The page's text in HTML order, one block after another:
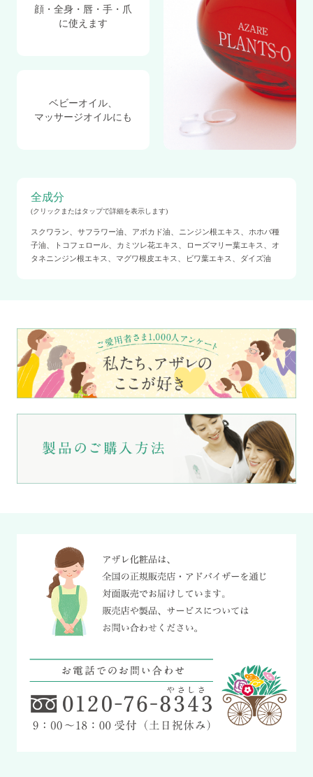
顔・全身・唇・手・爪
に使えます
ベビーオイル、
マッサージオイルにも
全成分
(クリックまたはタップで詳細を表示します)
スクワラン サフラワー油 アボカド油 ニンジン根エキス
ホホバ種
子油
トコフェロール、 カミツレ花エキス ローズマリー葉エキス
オ
タネニンジン根エキス
マグワ根皮エキス ビワ葉エキス ダイズ油